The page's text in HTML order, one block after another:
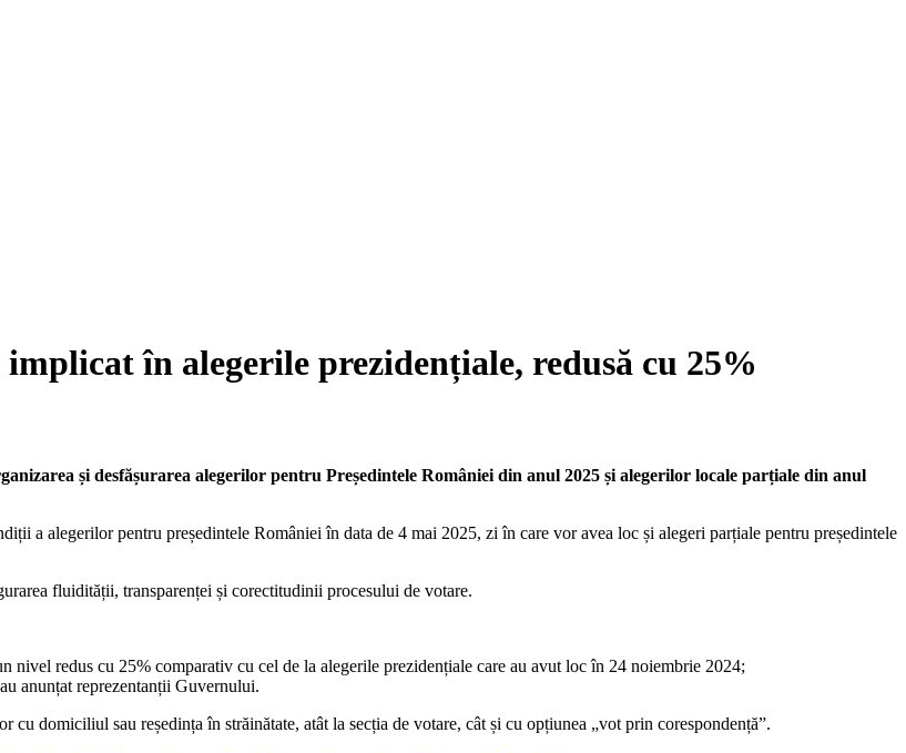
în alegerile prezidențiale, redusă cu 25%
și desfășurarea alegerilor pentru Președintele României din anul 2025 și alegerilor locale parțiale din anul
a alegerilor pentru președintele României în data de 4 mai 2025, zi în care vor avea loc și alegeri parțiale pentru președintele
fluidității, transparenței și corectitudinii procesului de votare.
nivel redus cu 25% comparativ cu cel de la alegerile prezidențiale care au avut loc în 24 noiembrie 2024;
anunțat reprezentanții Guvernului.
domiciliul sau reședința în străinătate, atât la secția de votare, cât și cu opțiunea „vot prin corespondență”.